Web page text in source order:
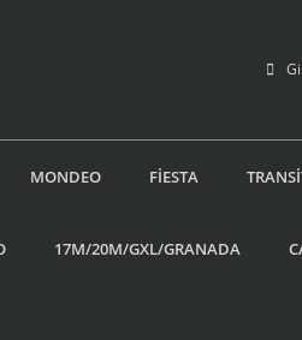
MONDEO FİESTA
17M/20M/GXL/GRANADA